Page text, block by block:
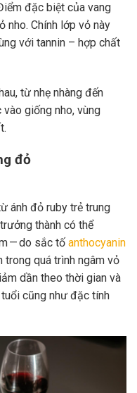
đặc biệt của vang
nho. Chính lớp vỏ này
với tannin – hợp chất
từ nhẹ nhàng đến
giống nho, vùng
đỏ
ánh đỏ ruby trẻ trung
thành có thể
— do sắc tố anthocyanin
trong quá trình ngâm vỏ
dần theo thời gian và
cũng như đặc tính